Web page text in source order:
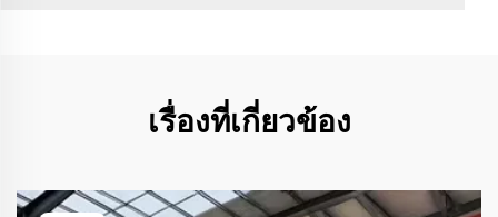
เรื่องที่เกี่ยวข้อง